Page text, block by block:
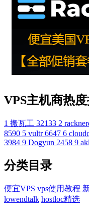
VPS主机商热
1 搬瓦工 32133 2
8590 5 vultr 6647 6
3984 9 Dogyun 2458 9
分类目录
便宜VPS vps使用教程
lowendtalk hostloc精选